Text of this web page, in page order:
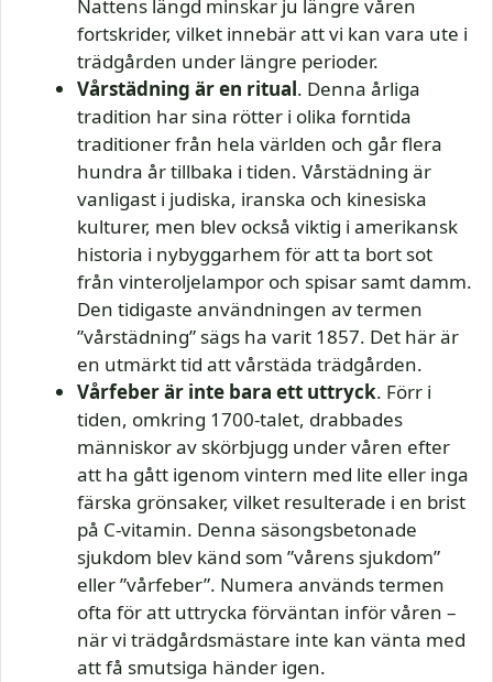
Nattens längd minskar ju längre våren
fortskrider, vilket innebär att vi kan vara ute i
trädgården under längre perioder.
Vårstädning är en ritual. Denna årliga
tradition har sina rötter i olika forntida
traditioner från hela världen och går flera
hundra år tillbaka i tiden. Vårstädning är
vanligast i judiska, iranska och kinesiska
kulturer, men blev också viktig i amerikansk
historia i nybyggarhem för att ta bort sot
från vinteroljelampor och spisar samt damm.
Den tidigaste användningen av termen
”vårstädning” sägs ha varit 1857. Det här är
en utmärkt tid att vårstäda trädgården.
Vårfeber är inte bara ett uttryck. Förr i
tiden, omkring 1700-talet, drabbades
människor av skörbjugg under våren efter
att ha gått igenom vintern med lite eller inga
färska grönsaker, vilket resulterade i en brist
på C-vitamin. Denna säsongsbetonade
sjukdom blev känd som ”vårens sjukdom”
eller ”vårfeber”. Numera används termen
ofta för att uttrycka förväntan inför våren –
när vi trädgårdsmästare inte kan vänta med
att få smutsiga händer igen.